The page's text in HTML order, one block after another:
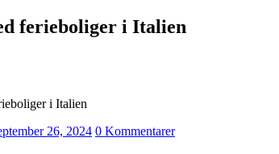
ferieboliger i Italien
i Italien
26, 2024 0 Kommentarer